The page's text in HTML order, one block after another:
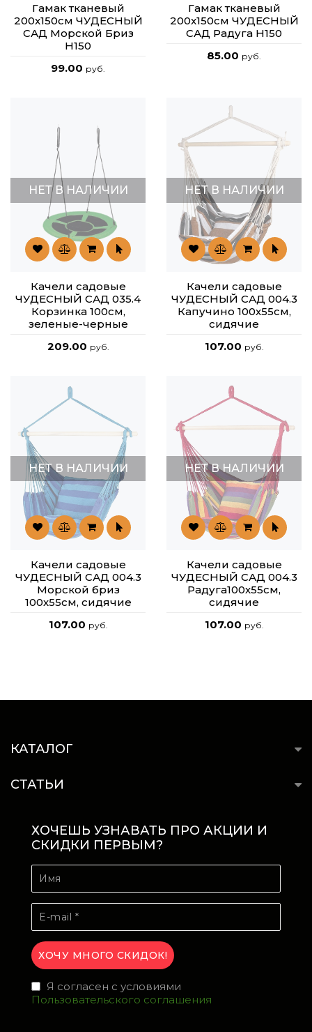
Гамак тканевый
200x150см ЧУДЕСНЫЙ
САД Морской Бриз
H150
99.00 руб.
Гамак тканевый
200x150см ЧУДЕСНЫЙ
САД Радуга H150
85.00 руб.
НЕТ В НАЛИЧИИ
Качели садовые
ЧУДЕСНЫЙ САД 035.4
Корзинка 100см,
зеленые-черные
209.00 руб.
НЕТ В НАЛИЧИИ
Качели садовые
ЧУДЕСНЫЙ САД 004.3
Капучино 100х55см,
сидячие
107.00 руб.
НЕТ В НАЛИЧИИ
Качели садовые
ЧУДЕСНЫЙ САД 004.3
Морской бриз
100х55см, сидячие
107.00 руб.
НЕТ В НАЛИЧИИ
Качели садовые
ЧУДЕСНЫЙ САД 004.3
Радуга100х55см,
сидячие
107.00 руб.
КАТАЛОГ
СТАТЬИ
ХОЧЕШЬ УЗНАВАТЬ ПРО АКЦИИ И
СКИДКИ ПЕРВЫМ?
Я согласен с условиями
Пользовательского соглашения